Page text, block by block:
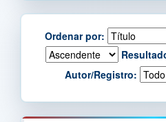
Ordenar por:
Autor/Registro: